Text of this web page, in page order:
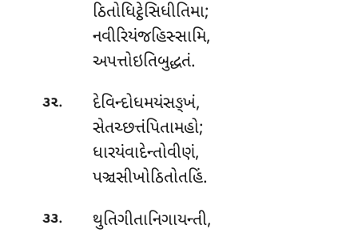
ઠિતોધિટ્ઠેસિધીતિમા;
નવીરિયંજહિસ્સામિ,
અપત્તોઇતિબુદ્ધતં.
૩૨. દેવિન્દોધમયંસઙ્ખં,
સેતચ્છત્તંપિતામહો;
ધારયંવાદેન્તોવીણં,
પઞ્ચસીખોઠિતોતહિં.
૩૩.
થુતિગીતાનિગાયન્તી,